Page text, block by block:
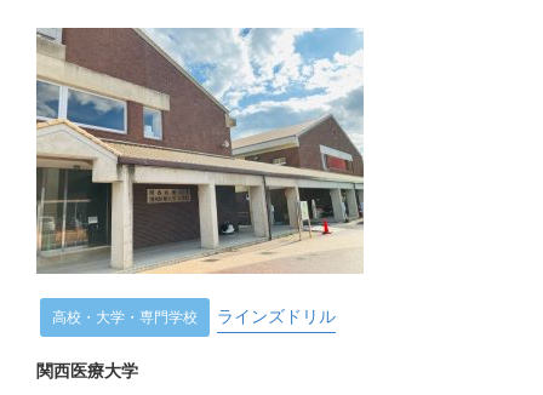
高校・大学・専門学校 ラインズドリル
関西医療大学